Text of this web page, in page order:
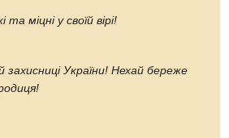
міцні у своїй вірі!
захисниці України! Нехай береже